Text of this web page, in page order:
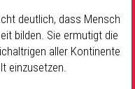
deutlich, dass Mensch
bilden. Sie ermutigt die
aller Kontinente
einzusetzen.